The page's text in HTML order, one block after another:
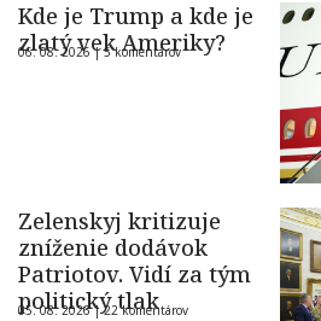
Kde je Trump a kde je
zlatý vek Ameriky?
06. 08. 2026 |5 komentárov
Zelenskyj kritizuje
zníženie dodávok
Patriotov. Vidí za tým
politický tlak
05. 08. 2026 |22 komentárov